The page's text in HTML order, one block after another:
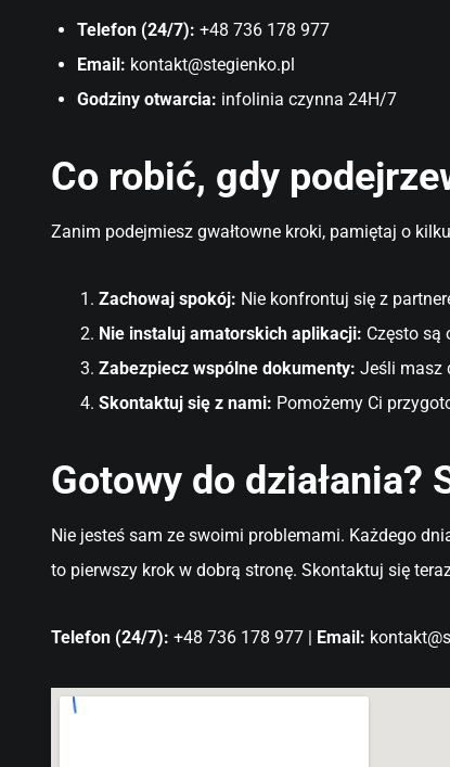
Telefon (24/7): +48 736 178 977
Email: kontakt@stegienko.pl
Godziny otwarcia: infolinia czynna 24H/7
Co robić, gdy
Zanim podejmiesz gwałtowne kroki, pamiętaj o
Zachowaj spokój: Nie konfrontuj się z
Nie instaluj amatorskich aplikacji: Często są
Zabezpiecz wspólne dokumenty: Jeśli masz
Skontaktuj się z nami: Pomożemy Ci
Gotowy do działania?
Nie jesteś sam ze swoimi problemami. Każdego
to pierwszy krok w dobrą stronę. Skontaktuj się
Telefon (24/7): +48 736 178 977 | Email: